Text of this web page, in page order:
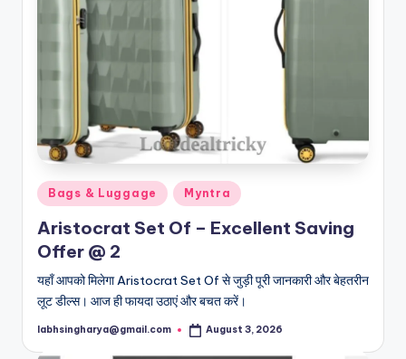
Posted
in
Bags & Luggage Myntra
Aristocrat Set Of – Excellent Saving
Offer @ 2
यहाँ आपको मिलेगा Aristocrat Set Of से जुड़ी पूरी जानकारी और बेहतरीन
लूट डील्स। आज ही फायदा उठाएं और बचत करें।
Posted
labhsingharya@gmail.com August 3, 2026